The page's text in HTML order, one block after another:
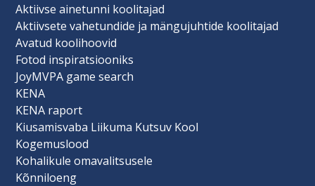
Aktiivse ainetunni koolitajad
Aktiivsete vahetundide ja mängujuhtide koolitajad
Avatud koolihoovid
Fotod inspiratsiooniks
JoyMVPA game search
KENA
KENA raport
Kiusamisvaba Liikuma Kutsuv Kool
Kogemuslood
Kohalikule omavalitsusele
Kõnniloeng